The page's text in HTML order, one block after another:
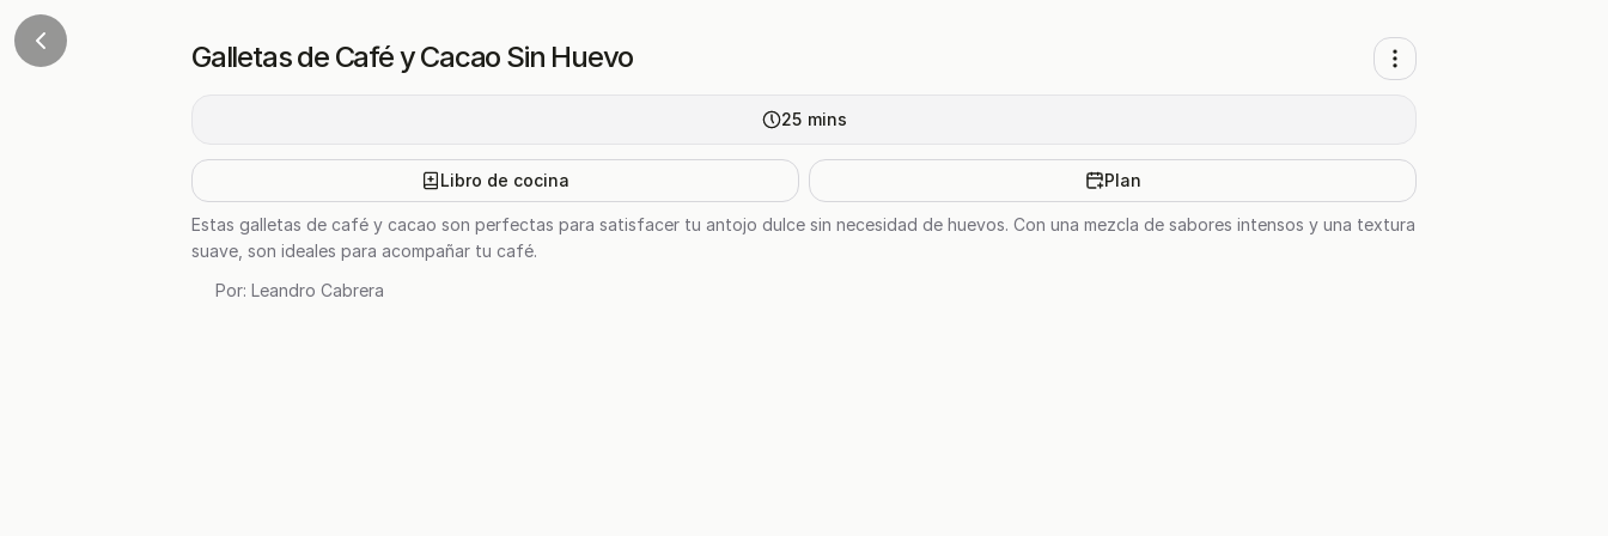
Galletas de Café y Cacao Sin Huevo
25 mins
Libro de cocina Plan
Estas galletas de café y cacao son perfectas para satisfacer tu antojo dulce sin necesidad de huevos. Con una mezcla de sabores intensos y una textura
suave, son ideales para acompañar tu café.
Por: Leandro Cabrera